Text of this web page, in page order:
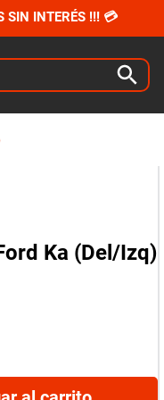
SIN INTERÉS !!! 💳
Ka (Del/Izq)